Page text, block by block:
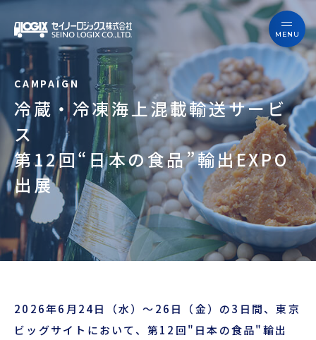
本船スケジュール
セイノーロジックスを知る
サービス
事例
お役立ちブログ
よくあるご質問
ニュース
企業情報
セイノーロジックスを知る
サービス
事例
お役立ちブログ
よくあるご質問
企業情報
冷蔵・冷凍海上混載輸送サービ
ス
第12回“日本の食品”輸出EXPO
出展
2026年6月24日（水）～26日（金）の3日間、東京
ビッグサイトにおいて、第12回"日本の食品"輸出